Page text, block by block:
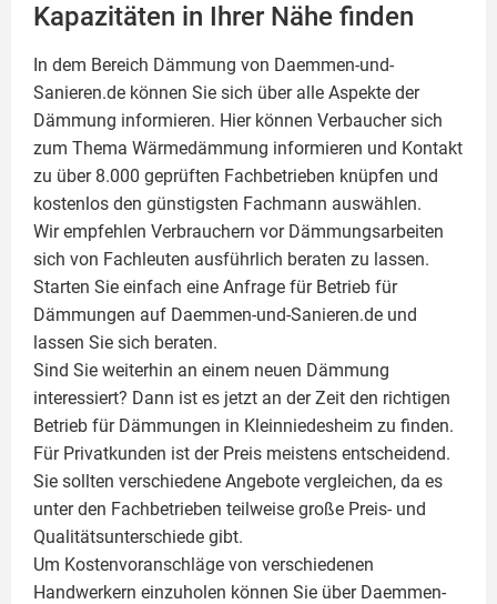
Kapazitäten in Ihrer Nähe finden
In dem Bereich Dämmung von Daemmen-und-
Sanieren.de können Sie sich über alle Aspekte der
Dämmung informieren. Hier können Verbaucher sich
zum Thema Wärmedämmung informieren und Kontakt
zu über 8.000 geprüften Fachbetrieben knüpfen und
kostenlos den günstigsten Fachmann auswählen.
Wir empfehlen Verbrauchern vor Dämmungsarbeiten
sich von Fachleuten ausführlich beraten zu lassen.
Starten Sie einfach eine Anfrage für Betrieb für
Dämmungen auf Daemmen-und-Sanieren.de und
lassen Sie sich beraten.
Sind Sie weiterhin an einem neuen Dämmung
interessiert? Dann ist es jetzt an der Zeit den richtigen
Betrieb für Dämmungen in Kleinniedesheim zu finden.
Für Privatkunden ist der Preis meistens entscheidend.
Sie sollten verschiedene Angebote vergleichen, da es
unter den Fachbetrieben teilweise große Preis- und
Qualitätsunterschiede gibt.
Um Kostenvoranschläge von verschiedenen
Handwerkern einzuholen können Sie über Daemmen-